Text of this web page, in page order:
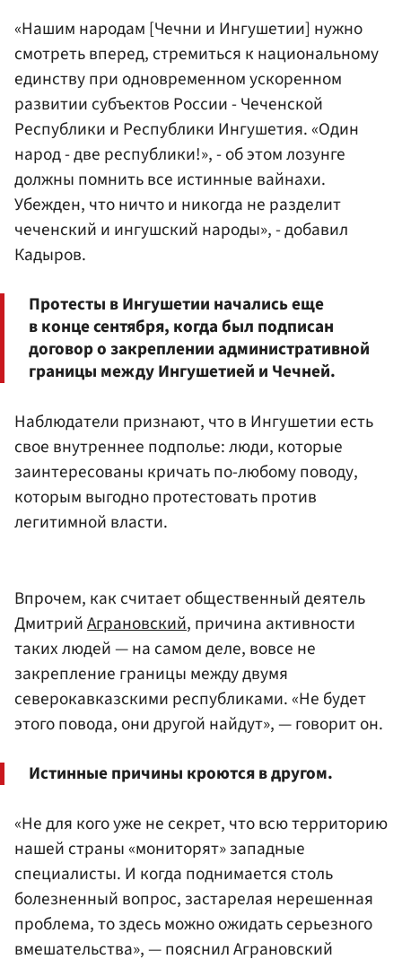
«Нашим народам [Чечни и Ингушетии] нужно
смотреть вперед, стремиться к национальному
единству при одновременном ускоренном
развитии субъектов России - Чеченской
Республики и Республики Ингушетия. «Один
народ - две республики!», - об этом лозунге
должны помнить все истинные вайнахи.
Убежден, что ничто и никогда не разделит
чеченский и ингушский народы», - добавил
Кадыров.
Протесты в Ингушетии начались еще
в конце сентября, когда был подписан
договор о закреплении административной
границы между Ингушетией и Чечней.
Наблюдатели признают, что в Ингушетии есть
свое внутреннее подполье: люди, которые
заинтересованы кричать по-любому поводу,
которым выгодно протестовать против
легитимной власти.
Впрочем, как считает общественный деятель
ДмитрийАграновский, причина активности
таких людей — на самом деле, вовсе не
закрепление границы между двумя
северокавказскими республиками. «Не будет
этого повода, они другой найдут», — говорит он.
Истинные причины кроются в другом.
«Не для кого уже не секрет, что всю территорию
нашей страны «мониторят» западные
специалисты. И когда поднимается столь
болезненный вопрос, застарелая нерешенная
проблема, то здесь можно ожидать серьезного
вмешательства», — пояснил Аграновский